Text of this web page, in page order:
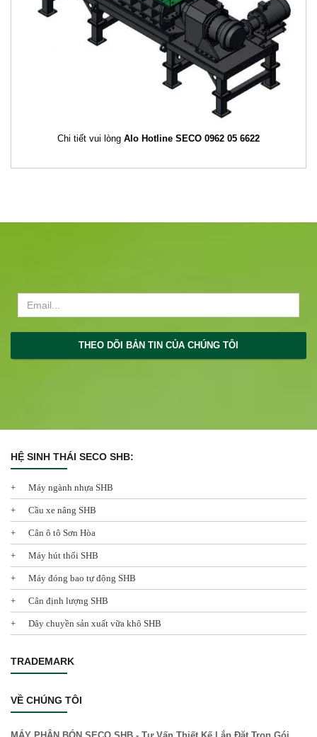
Chi tiết vui lòng Alo Hotline SECO 0962 05 6622
THEO DÕI BẢN TIN CỦA CHÚNG TÔI
HỆ SINH THÁI SECO SHB:
Máy ngành nhựa SHB
Cầu xe nâng SHB
Cân ô tô Sơn Hòa
Máy hút thổi SHB
Máy đóng bao tự động SHB
Cân định lượng SHB
Dây chuyền sản xuất vữa khô SHB
TRADEMARK
VỀ CHÚNG TÔI